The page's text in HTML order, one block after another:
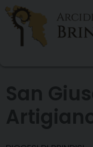
Skip
content